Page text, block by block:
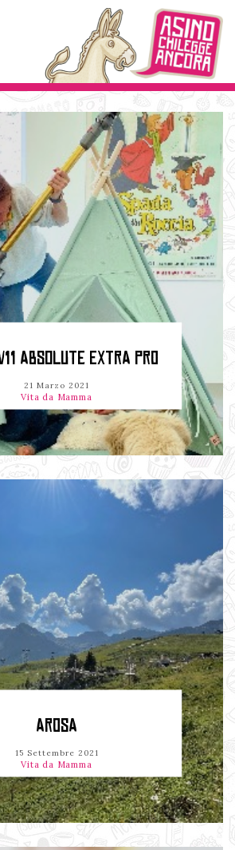
ABSOLUTE EXTRA PRO
21 Marzo 2021
Vita da Mamma
AROSA
15 Settembre 2021
Vita da Mamma